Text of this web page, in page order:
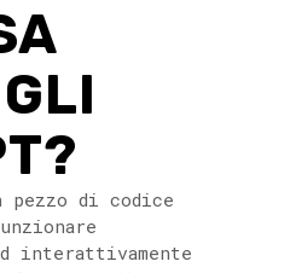
di codice
interattivamente